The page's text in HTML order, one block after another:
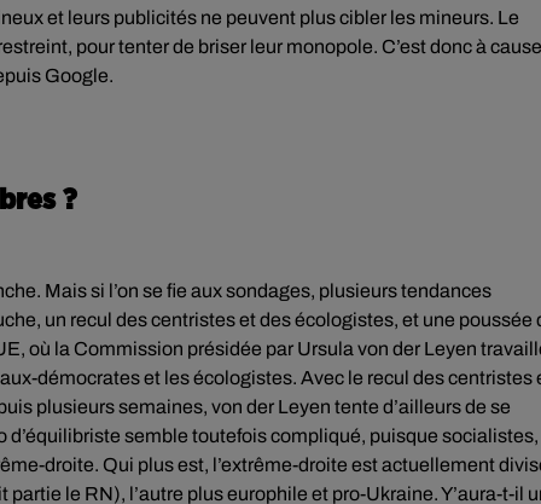
et leurs publicités ne peuvent plus cibler les mineurs. Le
pour tenter de briser leur monopole. C’est donc à cause
Google.
?
Mais si l’on se fie aux sondages, plusieurs tendances
un recul des centristes et des écologistes, et une poussée
où la Commission présidée par Ursula von der Leyen
démocrates et les écologistes. Avec le recul des centristes
plusieurs semaines, von der Leyen tente d’ailleurs de se
d’équilibriste semble toutefois compliqué, puisque socialistes,
droite. Qui plus est, l’extrême-droite est actuellement
le RN), l’autre plus europhile et pro-Ukraine. Y’aura-t-il